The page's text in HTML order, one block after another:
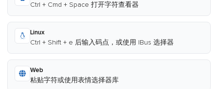
Ctrl + Cmd + Space 打开字符查看器
Linux
Ctrl + Shift + e 后输入码点，或使用 IBus 选择器
Web
粘贴字符或使用表情选择器库